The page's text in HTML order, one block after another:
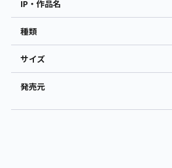
IP・作品名
種類
サイズ
発売元